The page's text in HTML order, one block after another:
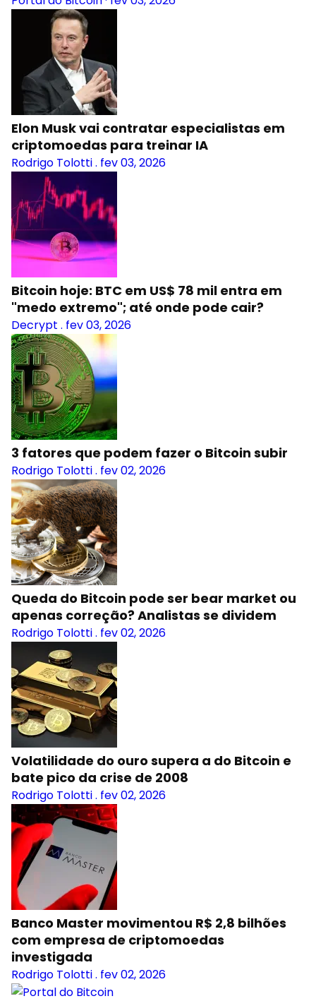
Elon Musk vai contratar especialistas em
criptomoedas para treinar IA
Rodrigo Tolotti. fev 03, 2026
Bitcoin hoje: BTC em US$ 78 mil entra em
"medo extremo"; até onde pode cair?
Decrypt . fev 03, 2026
3 fatores que podem fazer o Bitcoin subir
Rodrigo Tolotti. fev 02, 2026
Queda do Bitcoin pode ser bear market ou
apenas correção? Analistas se dividem
Rodrigo Tolotti. fev 02, 2026
Volatilidade do ouro supera a do Bitcoin e
bate pico da crise de 2008
Rodrigo Tolotti. fev 02, 2026
Banco Master movimentou R$ 2,8 bilhões
com empresa de criptomoedas
investigada
Rodrigo Tolotti. fev 02, 2026